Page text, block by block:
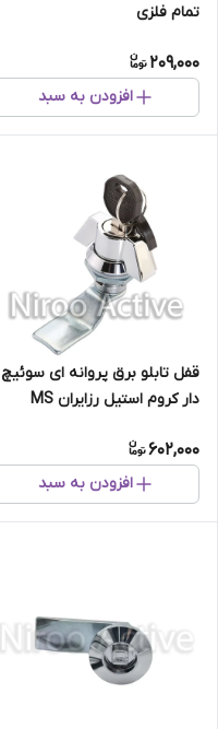
تمام فلزی
209,000
افزودن به سبد
قفل تابلو برق پروانه ای سوئیچ
دار کروم استیل رزایران MS
602,000
افزودن به سبد